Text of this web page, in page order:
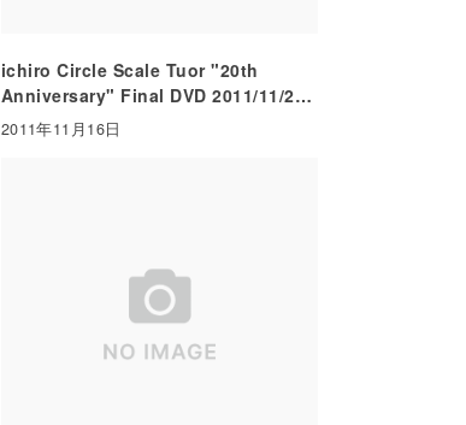
ichiro Circle Scale Tuor "20th
Anniversary" Final DVD 2011/11/27
on Sale!!
2011年11月16日